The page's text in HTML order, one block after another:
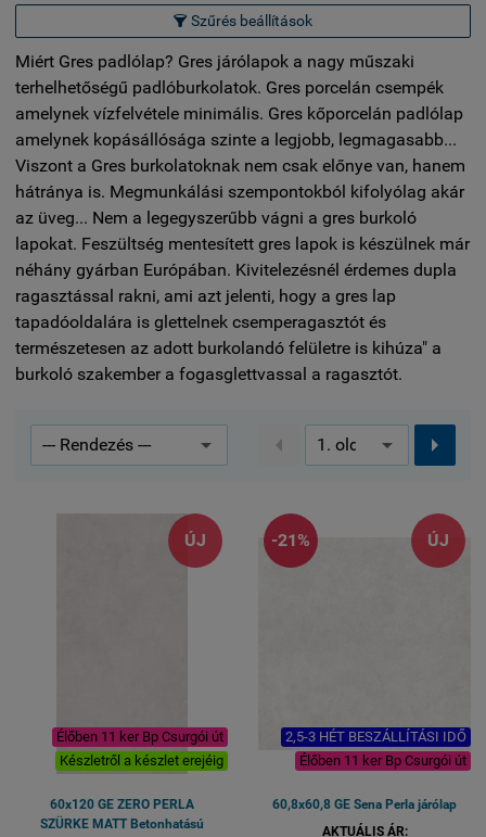
 Szűrés beállítások
Miért Gres padlólap? Gres járólapok a nagy műszaki
terhelhetőségű padlóburkolatok. Gres porcelán csempék
amelynek vízfelvétele minimális. Gres kőporcelán padlólap
amelynek kopásállósága szinte a legjobb, legmagasabb...
Viszont a Gres burkolatoknak nem csak előnye van, hanem
hátránya is. Megmunkálási szempontokból kifolyólag akár
az üveg... Nem a legegyszerűbb vágni a gres burkoló
lapokat. Feszültség mentesített gres lapok is készülnek már
néhány gyárban Európában. Kivitelezésnél érdemes dupla
ragasztással rakni, ami azt jelenti, hogy a gres lap
tapadóoldalára is glettelnek csemperagasztót és
természetesen az adott burkolandó felületre is kihúza" a
burkoló szakember a fogasglettvassal a ragasztót.
 
ÚJ
Élőben 11 ker Bp Csurgói út
Készletről a készlet erejéig
60x120 GE ZERO PERLA
SZÜRKE MATT Betonhatású
ÚJ
-21%
2,5-3 HÉT BESZÁLLÍTÁSI IDŐ
Élőben 11 ker Bp Csurgói út
60,8x60,8 GE Sena Perla járólap
AKTUÁLIS ÁR: